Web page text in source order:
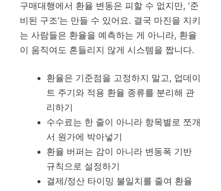
구매대행에서 환율 변동은 피할 수 없지만, ‘준
비된 구조’는 만들 수 있어요. 결국 마진을 지키
는 사람들은 환율을 예측하는 게 아니라, 환율
이 움직여도 흔들리지 않게 시스템을 짭니다.
환율은 기준점을 고정하지 말고, 업데이
트 주기와 적용 환율 종류를 분리해 관
리하기
수수료는 한 줄이 아니라 항목별로 쪼개
서 원가에 박아넣기
환율 버퍼는 감이 아니라 변동폭 기반
규칙으로 설정하기
결제/정산 타이밍 불일치를 줄여 환율